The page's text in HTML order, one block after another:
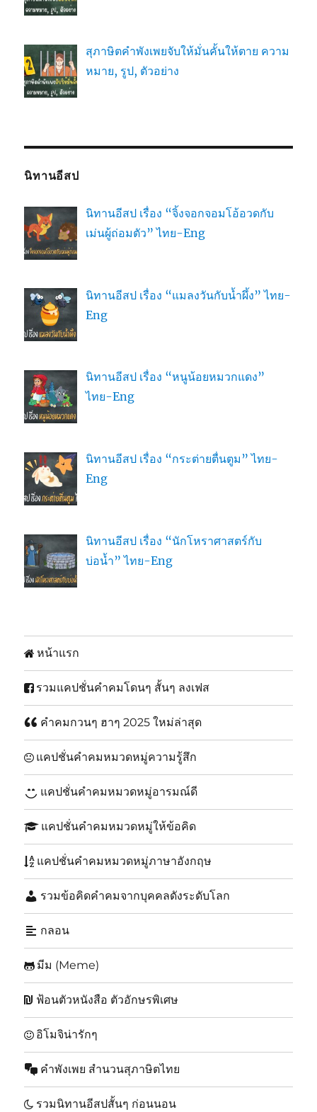
สุภาษิตคำพังเพยจับให้มั่นคั้นให้ตาย ความ
หมาย, รูป, ตัวอย่าง
นิทานอีสป
นิทานอีสป เรื่อง “จิ้งจอกจอมโอ้อวดกับ
เม่นผู้ถ่อมตัว” ไทย-Eng
นิทานอีสป เรื่อง “แมลงวันกับน้ำผึ้ง” ไทย-
Eng
นิทานอีสป เรื่อง “หนูน้อยหมวกแดง”
ไทย-Eng
นิทานอีสป เรื่อง “กระต่ายตื่นตูม” ไทย-
Eng
นิทานอีสป เรื่อง “นักโหราศาสตร์กับ
บ่อน้ำ” ไทย-Eng
หน้าแรก
รวมแคปชั่นคำคมโดนๆ สั้นๆ ลงเฟส
คำคมกวนๆ ฮาๆ 2025 ใหม่ล่าสุด
แคปชั่นคำคมหมวดหมู่ความรู้สึก
แคปชั่นคำคมหมวดหมู่อารมณ์ดี
แคปชั่นคำคมหมวดหมู่ให้ข้อคิด
แคปชั่นคำคมหมวดหมู่ภาษาอังกฤษ
รวมข้อคิดคำคมจากบุคคลดังระดับโลก
กลอน
มีม (Meme)
ฟ้อนตัวหนังสือ ตัวอักษรพิเศษ
อิโมจิน่ารักๆ
คำพังเพย สำนวนสุภาษิตไทย
รวมนิทานอีสปสั้นๆ ก่อนนอน